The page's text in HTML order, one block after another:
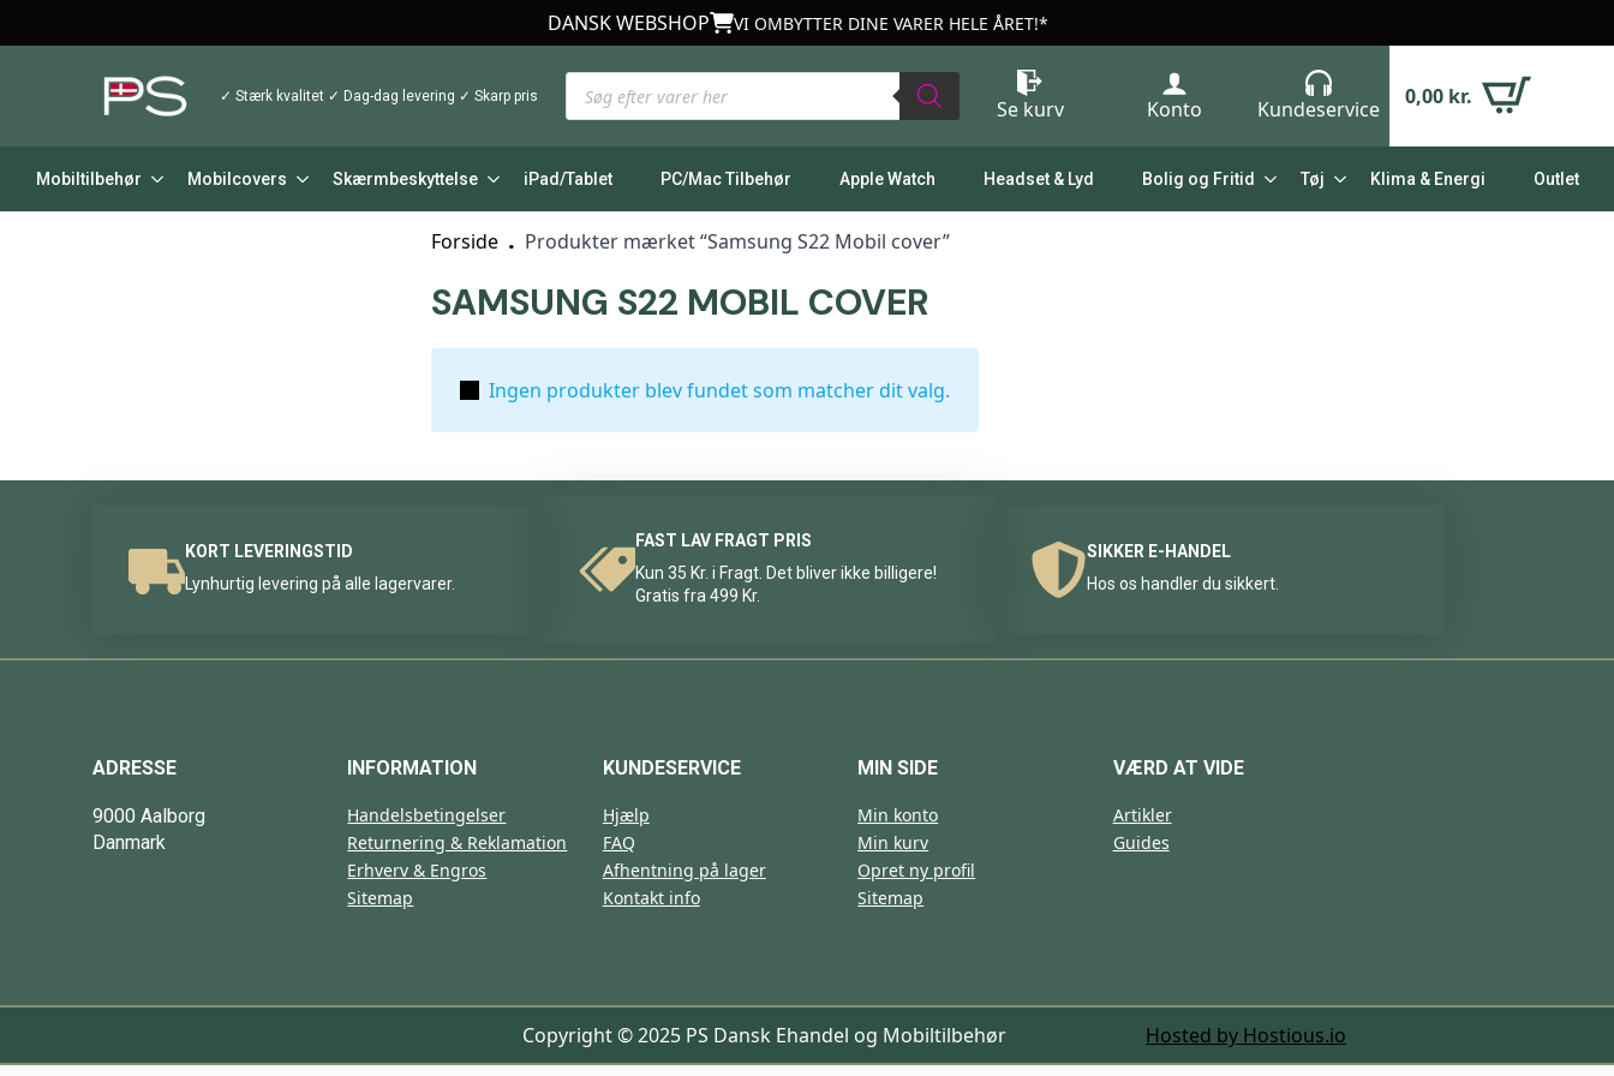
DANSK WEBSHOP VI OMBYTTER DINE VARER HELE ÅRET!*
✓ Stærk kvalitet ✓ Dag-dag levering ✓ Skarp pris
Products
search Se kurv Konto Kundeservice 0,00 kr.
Mobiltilbehør Mobilcovers Skærmbeskyttelse iPad/Tablet PC/Mac Tilbehør Apple Watch Headset & Lyd Bolig og Fritid Tøj Klima & Energi Outlet
Forside Produkter mærket “Samsung S22 Mobil cover”
SAMSUNG S22 MOBIL COVER
Ingen produkter blev fundet som matcher dit valg.
KORT LEVERINGSTID
Lynhurtig levering på alle lagervarer.
FAST LAV FRAGT PRIS
Kun 35 Kr. i Fragt. Det bliver ikke billigere!
Gratis fra 499 Kr.
SIKKER E-HANDEL
Hos os handler du sikkert.
ADRESSE
9000 Aalborg
Danmark
INFORMATION
Handelsbetingelser
Returnering & Reklamation
Erhverv & Engros
Sitemap
KUNDESERVICE
Hjælp
FAQ
Afhentning på lager
Kontakt info
MIN SIDE
Min konto
Min kurv
Opret ny profil
Sitemap
VÆRD AT VIDE
Artikler
Guides
Copyright © 2025 PS Dansk Ehandel og Mobiltilbehør Hosted by Hostious.io